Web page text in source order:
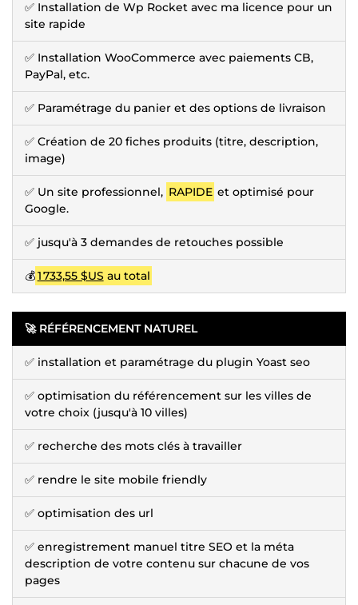
✅ Installation de Wp Rocket avec ma licence pour un
site rapide
✅ Installation WooCommerce avec paiements CB,
PayPal, etc.
✅ Paramétrage du panier et des options de livraison
✅ Création de 20 fiches produits (titre, description,
image)
✅ Un site professionnel, RAPIDE et optimisé pour
Google.
✅ jusqu'à 3 demandes de retouches possible
💰1 733,55 $US au total
🚀 RÉFÉRENCEMENT NATUREL
✅ installation et paramétrage du plugin Yoast seo
✅ optimisation du référencement sur les villes de
votre choix (jusqu'à 10 villes)
✅ recherche des mots clés à travailler
✅ rendre le site mobile friendly
✅ optimisation des url
✅ enregistrement manuel titre SEO et la méta
description de votre contenu sur chacune de vos
pages